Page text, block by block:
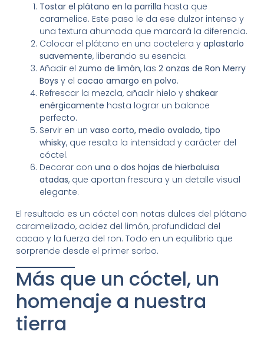
Tostar el plátano en la parrilla hasta que
caramelice. Este paso le da ese dulzor intenso y
una textura ahumada que marcará la diferencia.
Colocar el plátano en una coctelera y aplastarlo
suavemente, liberando su esencia.
Añadir el zumo de limón, las 2 onzas de Ron Merry
Boys y el cacao amargo en polvo.
Refrescar la mezcla, añadir hielo y shakear
enérgicamente hasta lograr un balance
perfecto.
Servir en un vaso corto, medio ovalado, tipo
whisky, que resalta la intensidad y carácter del
cóctel.
Decorar con una o dos hojas de hierbaluisa
atadas, que aportan frescura y un detalle visual
elegante.
El resultado es un cóctel con notas dulces del plátano
caramelizado, acidez del limón, profundidad del
cacao y la fuerza del ron. Todo en un equilibrio que
sorprende desde el primer sorbo.
Más que un cóctel, un
homenaje a nuestra
tierra